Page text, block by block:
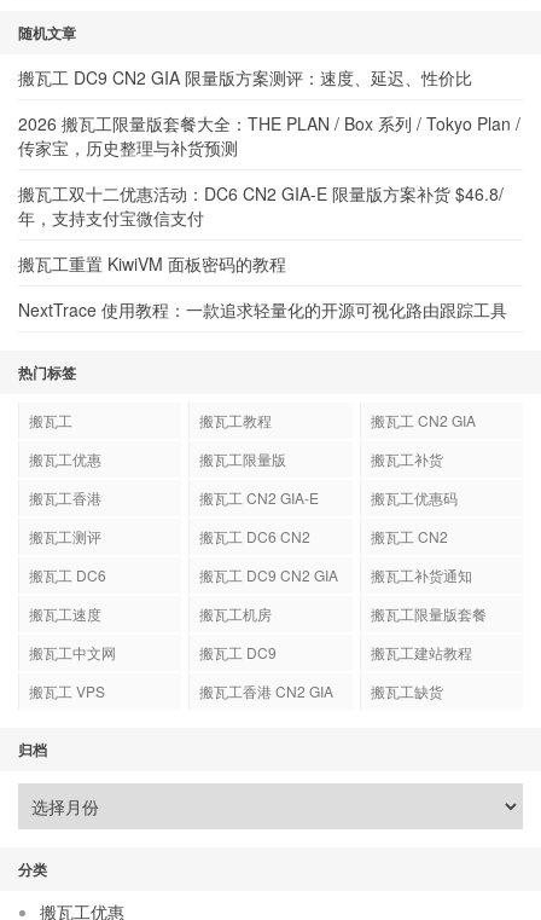
随机文章
搬瓦工 DC9 CN2 GIA 限量版方案测评：速度、延迟、性价比
2026 搬瓦工限量版套餐大全：THE PLAN / Box 系列 / Tokyo Plan /
传家宝，历史整理与补货预测
搬瓦工双十二优惠活动：DC6 CN2 GIA-E 限量版方案补货 $46.8/
年，支持支付宝微信支付
搬瓦工重置 KiwiVM 面板密码的教程
NextTrace 使用教程：一款追求轻量化的开源可视化路由跟踪工具
热门标签
搬瓦工 搬瓦工教程
搬瓦工 CN2 GIA
搬瓦工优惠
搬瓦工限量版
搬瓦工补货
搬瓦工香港
搬瓦工 CN2 GIA-E
搬瓦工优惠码
搬瓦工测评
搬瓦工 DC6 CN2
搬瓦工 CN2
搬瓦工 DC6
搬瓦工 DC9 CN2 GIA
搬瓦工补货通知
搬瓦工速度
搬瓦工机房
搬瓦工限量版套餐
搬瓦工中文网
搬瓦工 DC9
搬瓦工建站教程
搬瓦工 VPS
搬瓦工香港 CN2 GIA 搬瓦工缺货
归档
分类
搬瓦工优惠